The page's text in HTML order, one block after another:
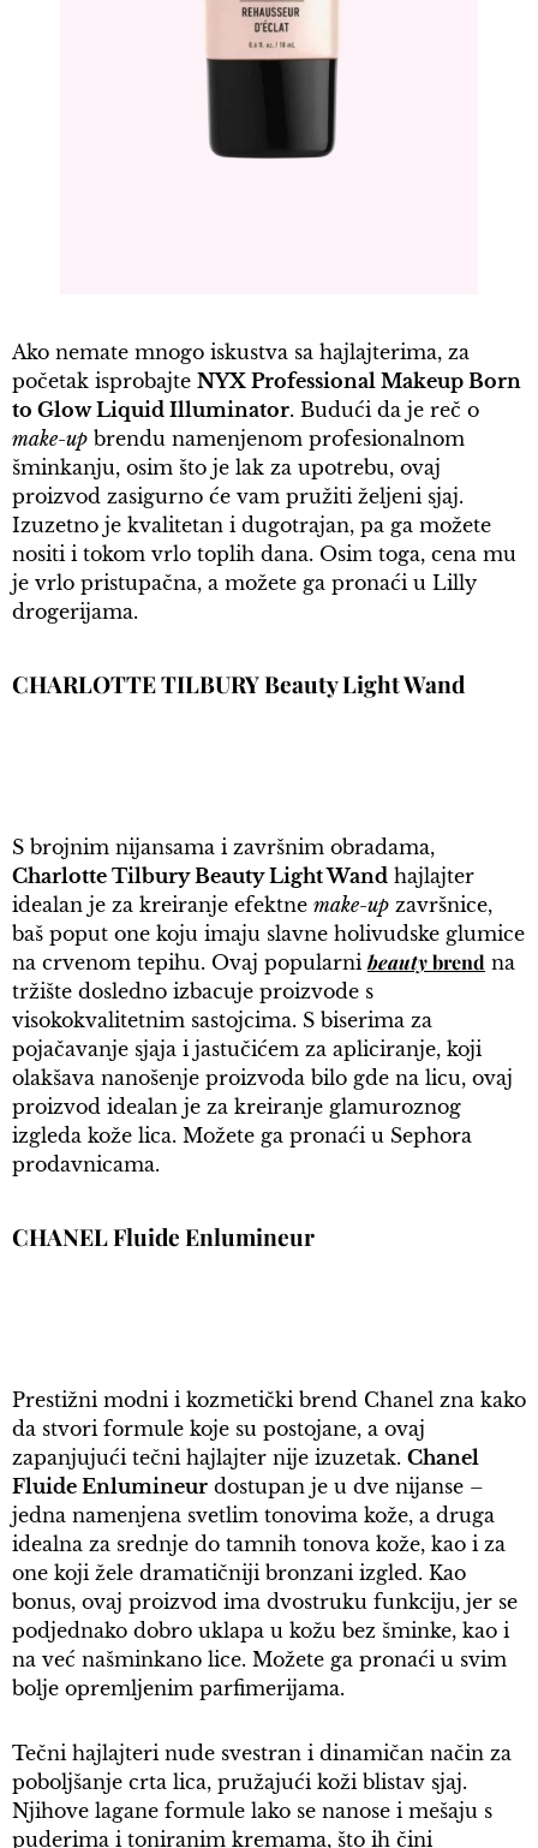
Ako nemate mnogo iskustva sa hajlajterima, za
početak isprobajte NYX Professional Makeup Born
to Glow Liquid Illuminator. Budući da je reč o
make-up brendu namenjenom profesionalnom
šminkanju, osim što je lak za upotrebu, ovaj
proizvod zasigurno će vam pružiti željeni sjaj.
Izuzetno je kvalitetan i dugotrajan, pa ga možete
nositi i tokom vrlo toplih dana. Osim toga, cena mu
je vrlo pristupačna, a možete ga pronaći u Lilly
drogerijama.
CHARLOTTE TILBURY Beauty Light Wand
S brojnim nijansama i završnim obradama,
Charlotte Tilbury Beauty Light Wand hajlajter
idealan je za kreiranje efektne make-up završnice,
baš poput one koju imaju slavne holivudske glumice
na crvenom tepihu. Ovaj popularnibeautybrend na
tržište dosledno izbacuje proizvode s
visokokvalitetnim sastojcima. S biserima za
pojačavanje sjaja i jastučićem za apliciranje, koji
olakšava nanošenje proizvoda bilo gde na licu, ovaj
proizvod idealan je za kreiranje glamuroznog
izgleda kože lica. Možete ga pronaći u Sephora
prodavnicama.
CHANEL Fluide Enlumineur
Prestižni modni i kozmetički brend Chanel zna kako
da stvori formule koje su postojane, a ovaj
zapanjujući tečni hajlajter nije izuzetak. Chanel
Fluide Enlumineur dostupan je u dve nijanse –
jedna namenjena svetlim tonovima kože, a druga
idealna za srednje do tamnih tonova kože, kao i za
one koji žele dramatičniji bronzani izgled. Kao
bonus, ovaj proizvod ima dvostruku funkciju, jer se
podjednako dobro uklapa u kožu bez šminke, kao i
na već našminkano lice. Možete ga pronaći u svim
bolje opremljenim parfimerijama.
Tečni hajlajteri nude svestran i dinamičan način za
poboljšanje crta lica, pružajući koži blistav sjaj.
Njihove lagane formule lako se nanose i mešaju s
puderima i toniranim kremama, što ih čini